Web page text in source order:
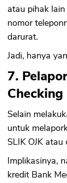
atau pihak
nomor
darurat.
Jadi, hanya
7.
Checking
Selain
untuk
SLIK OJK
Implikasinya,
kredit Bank